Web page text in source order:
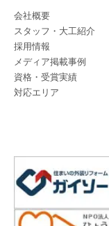
会社概要
スタッフ・大工紹介
採用情報
メディア掲載事例
資格・受賞実績
対応エリア